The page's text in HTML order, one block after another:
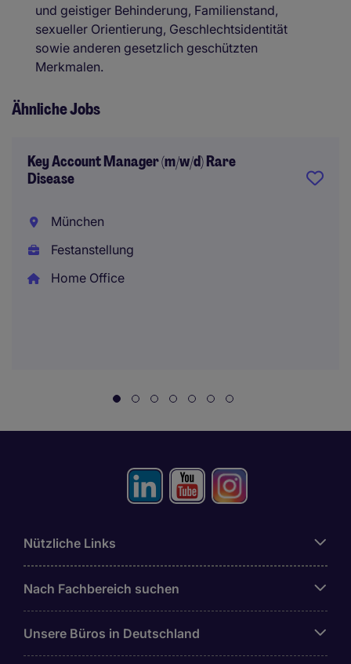
und geistiger Behinderung, Familienstand,
sexueller Orientierung, Geschlechtsidentität
sowie anderen gesetzlich geschützten
Merkmalen.
Ähnliche Jobs
Key Account Manager (m/w/d) Rare
Disease
München
Festanstellung
Home Office
Nützliche Links
Nach Fachbereich suchen
Unsere Büros in Deutschland